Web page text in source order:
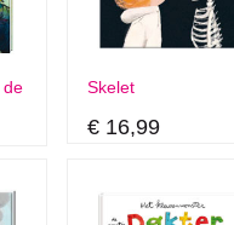
de
Skelet
€ 16,99